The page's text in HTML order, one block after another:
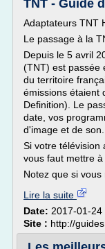
TNT - Guide
Adaptateurs TNT
Le passage à la
Depuis le 5 avril
(TNT) est passée
du territoire
émissions étaient
Definition). Le
date, vos
d'image et de son.
Si votre télévision
vous faut mettre
Notez que si vous
Lire la suite
Date: 2017-01-24
Site : http://